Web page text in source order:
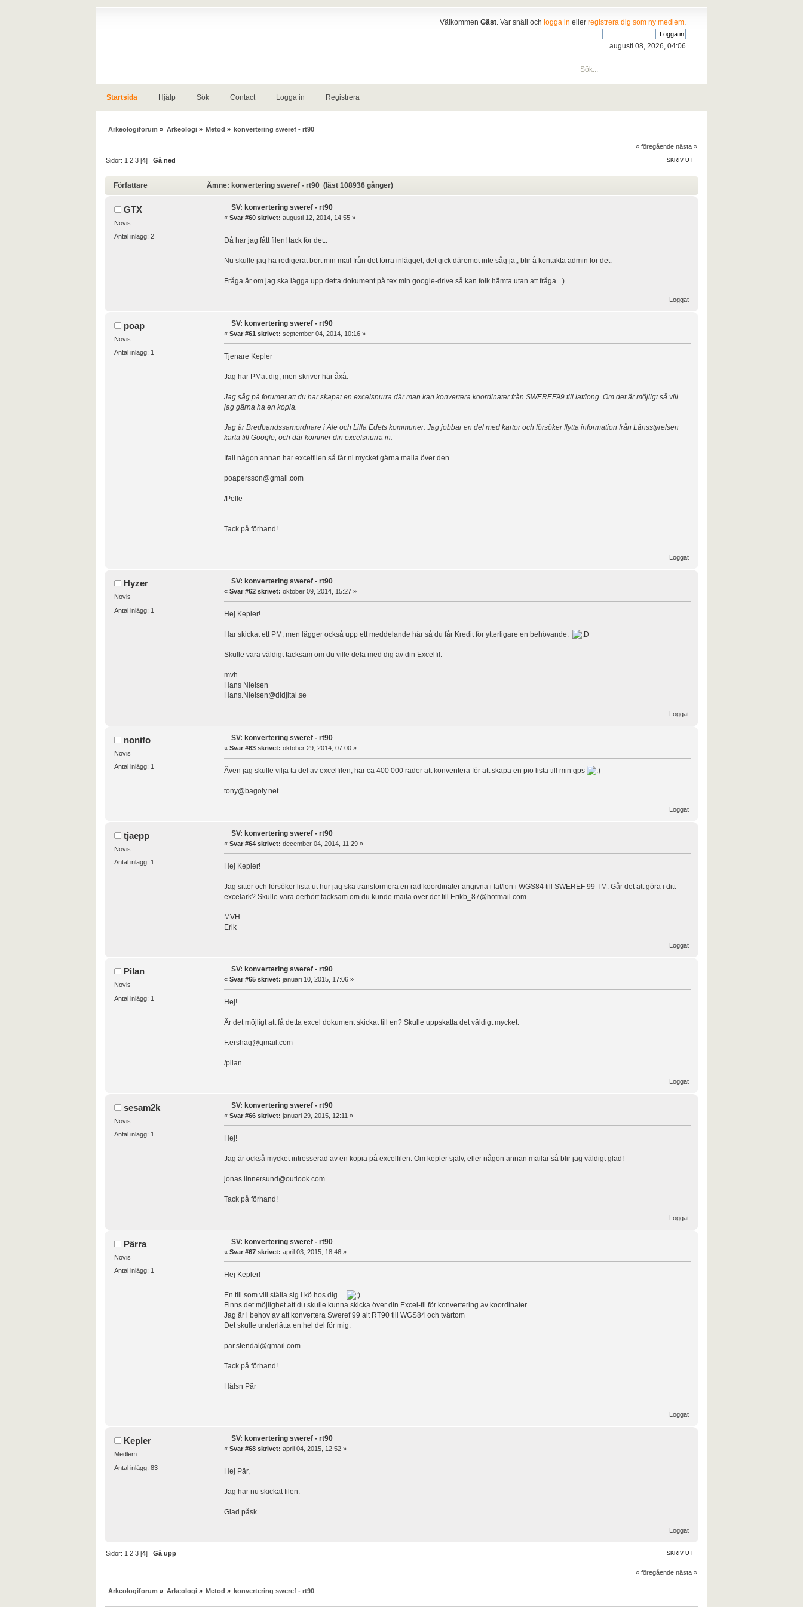
VälkommenGäst . Var snäll ochlogga in ellerregistrera dig som ny medlem
augusti 08, 2026, 04:06
Startsida Hjälp Sök Contact Logga in Registrera
Arkeologiforum » Arkeologi» Metod » konvertering sweref - rt90
« föregående nästa »
SKRIV UT
Sidor: 1 2 3 [4]Gå ned
Författare Ämne: konvertering sweref - rt90 (läst 108936 gånger)
GTX
Novis
Antal inlägg: 2
SV: konvertering sweref - rt90
« Svar #60 skrivet: augusti 12, 2014, 14:55 »
Då har jag fått filen! tack för det..
Nu skulle jag ha redigerat bort min mail från det förra inlägget, det gick däremot inte såg ja,, blir å kontakta admin för det.
Fråga är om jag ska lägga upp detta dokument på tex min google-drive så kan folk hämta utan att fråga =)
Loggat
poap
Novis
Antal inlägg: 1
SV: konvertering sweref - rt90
« Svar #61 skrivet: september 04, 2014, 10:16 »
Tjenare Kepler
Jag har PMat dig, men skriver här åxå.
Jag såg på forumet att du har skapat en excelsnurra där man kan konvertera koordinater från SWEREF99 till lat/long. Om det är möjligt så vill
jag gärna ha en kopia.
Jag är Bredbandssamordnare i Ale och Lilla Edets kommuner. Jag jobbar en del med kartor och försöker flytta information från Länsstyrelsen
karta till Google, och där kommer din excelsnurra in.
Ifall någon annan har excelfilen så får ni mycket gärna maila över den.
poapersson@gmail.com
/Pelle
Tack på förhand!
Loggat
Hyzer
Novis
Antal inlägg: 1
SV: konvertering sweref - rt90
« Svar #62 skrivet: oktober 09, 2014, 15:27 »
Hej Kepler!
Har skickat ett PM, men lägger också upp ett meddelande här så du får Kredit för ytterligare en behövande.
Skulle vara väldigt tacksam om du ville dela med dig av din Excelfil.
mvh
Hans Nielsen
Hans.Nielsen@didjital.se
Loggat
nonifo
Novis
Antal inlägg: 1
SV: konvertering sweref - rt90
« Svar #63 skrivet: oktober 29, 2014, 07:00 »
Även jag skulle vilja ta del av excelfilen, har ca 400 000 rader att konventera för att skapa en pio lista till min gps
tony@bagoly.net
Loggat
tjaepp
Novis
Antal inlägg: 1
SV: konvertering sweref - rt90
« Svar #64 skrivet: december 04, 2014, 11:29 »
Hej Kepler!
Jag sitter och försöker lista ut hur jag ska transformera en rad koordinater angivna i lat/lon i WGS84 till SWEREF 99 TM. Går det att göra i ditt
excelark? Skulle vara oerhört tacksam om du kunde maila över det till Erikb_87@hotmail.com
MVH
Erik
Loggat
Pilan
Novis
Antal inlägg: 1
SV: konvertering sweref - rt90
« Svar #65 skrivet: januari 10, 2015, 17:06 »
Hej!
Är det möjligt att få detta excel dokument skickat till en? Skulle uppskatta det väldigt mycket.
F.ershag@gmail.com
/pilan
Loggat
sesam2k
Novis
Antal inlägg: 1
SV: konvertering sweref - rt90
« Svar #66 skrivet: januari 29, 2015, 12:11 »
Hej!
Jag är också mycket intresserad av en kopia på excelfilen. Om kepler själv, eller någon annan mailar så blir jag väldigt glad!
jonas.linnersund@outlook.com
Tack på förhand!
Loggat
Pärra
Novis
Antal inlägg: 1
SV: konvertering sweref - rt90
« Svar #67 skrivet: april 03, 2015, 18:46 »
Hej Kepler!
En till som vill ställa sig i kö hos dig...
Finns det möjlighet att du skulle kunna skicka över din Excel-fil för konvertering av koordinater.
Jag är i behov av att konvertera Sweref 99 alt RT90 till WGS84 och tvärtom
Det skulle underlätta en hel del för mig.
par.stendal@gmail.com
Tack på förhand!
Hälsn Pär
Loggat
Kepler
Medlem
Antal inlägg: 83
SV: konvertering sweref - rt90
« Svar #68 skrivet: april 04, 2015, 12:52 »
Hej Pär,
Jag har nu skickat filen.
Glad påsk.
Loggat
SKRIV UT
Sidor: 1 2 3 [4]Gå upp
« föregående nästa »
Arkeologiforum » Arkeologi» Metod » konvertering sweref - rt90